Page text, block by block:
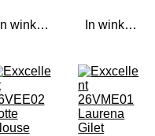
In winkelwagen In